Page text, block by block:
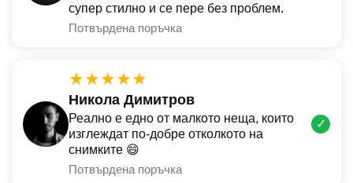
супер стилно и се пере без проблем.
Потвърдена поръчка
★★★★★
Никола Димитров
Реално е едно от малкото неща, които
изглеждат по-добре отколкото на
снимките 😄
Потвърдена поръчка
✓